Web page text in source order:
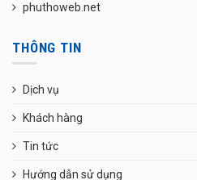
phuthoweb.net
THÔNG TIN
Dịch vụ
Khách hàng
Tin tức
Hướng dẫn sử dụng